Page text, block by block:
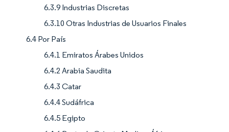
6.3.9 Industrias Discretas
6.3.10 Otras Industrias de Usuarios Finales
6.4 Por País
6.4.1 Emiratos Árabes Unidos
6.4.2 Arabia Saudita
6.4.3 Catar
6.4.4 Sudáfrica
6.4.5 Egipto